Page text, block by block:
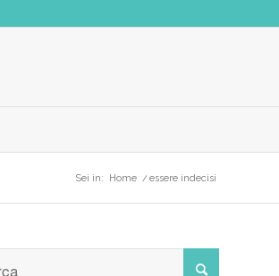
Sei in: Home / essere indecisi